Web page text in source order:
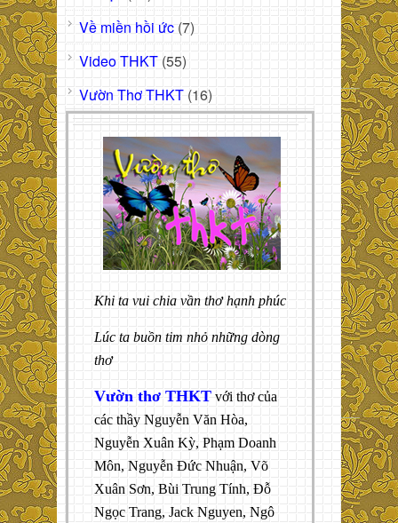
Về miền hồi ức (7)
Video THKT (55)
Vườn Thơ THKT (16)
Khi ta vui chia vần thơ hạnh phúc
Lúc ta buồn tim nhỏ những dòng
thơ
Vườn thơ THKT với thơ của
các thầy Nguyễn Văn Hòa,
Nguyễn Xuân Kỳ, Phạm Doanh
Môn, Nguyễn Đức Nhuận, Võ
Xuân Sơn, Bùi Trung Tính, Đỗ
Ngọc Trang, Jack Nguyen, Ngô